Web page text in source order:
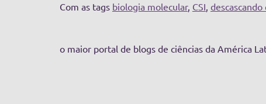
Com as tags biologia molecular, CSI, descascando
o maior portal de blogs de ciências da América